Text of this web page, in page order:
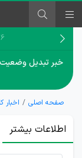
صفحه اصلی اخبار
اطلاعات بیشتر